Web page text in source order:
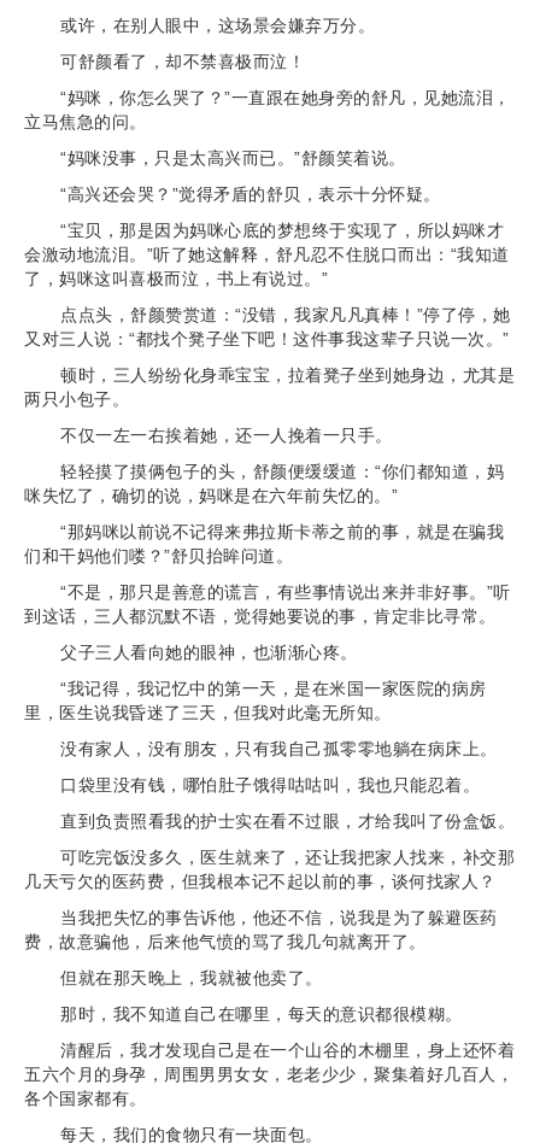
或许，在别人眼中，这场景会嫌弃万分。
可舒颜看了，却不禁喜极而泣！
“妈咪，你怎么哭了？”一直跟在她身旁的舒凡，见她流泪，
立马焦急的问。
“妈咪没事，只是太高兴而已。”舒颜笑着说。
“高兴还会哭？”觉得矛盾的舒贝，表示十分怀疑。
“宝贝，那是因为妈咪心底的梦想终于实现了，所以妈咪才
会激动地流泪。”听了她这解释，舒凡忍不住脱口而出：“我知道
了，妈咪这叫喜极而泣，书上有说过。”
点点头，舒颜赞赏道：“没错，我家凡凡真棒！”停了停，她
又对三人说：“都找个凳子坐下吧！这件事我这辈子只说一次。”
顿时，三人纷纷化身乖宝宝，拉着凳子坐到她身边，尤其是
两只小包子。
不仅一左一右挨着她，还一人挽着一只手。
轻轻摸了摸俩包子的头，舒颜便缓缓道：“你们都知道，妈
咪失忆了，确切的说，妈咪是在六年前失忆的。”
“那妈咪以前说不记得来弗拉斯卡蒂之前的事，就是在骗我
们和干妈他们喽？”舒贝抬眸问道。
“不是，那只是善意的谎言，有些事情说出来并非好事。”听
到这话，三人都沉默不语，觉得她要说的事，肯定非比寻常。
父子三人看向她的眼神，也渐渐心疼。
“我记得，我记忆中的第一天，是在米国一家医院的病房
里，医生说我昏迷了三天，但我对此毫无所知。
没有家人，没有朋友，只有我自己孤零零地躺在病床上。
口袋里没有钱，哪怕肚子饿得咕咕叫，我也只能忍着。
直到负责照看我的护士实在看不过眼，才给我叫了份盒饭。
可吃完饭没多久，医生就来了，还让我把家人找来，补交那
几天亏欠的医药费，但我根本记不起以前的事，谈何找家人？
当我把失忆的事告诉他，他还不信，说我是为了躲避医药
费，故意骗他，后来他气愤的骂了我几句就离开了。
但就在那天晚上，我就被他卖了。
那时，我不知道自己在哪里，每天的意识都很模糊。
清醒后，我才发现自己是在一个山谷的木棚里，身上还怀着
五六个月的身孕，周围男男女女，老老少少，聚集着好几百人，
各个国家都有。
每天，我们的食物只有一块面包。